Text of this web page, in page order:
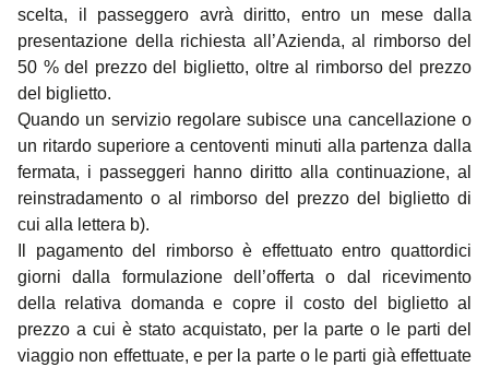
scelta, il passeggero avrà diritto, entro un mese dalla
presentazione della richiesta all’Azienda, al rimborso del
50 % del prezzo del biglietto, oltre al rimborso del prezzo
del biglietto.
Quando un servizio regolare subisce una cancellazione o
un ritardo superiore a centoventi minuti alla partenza dalla
fermata, i passeggeri hanno diritto alla continuazione, al
reinstradamento o al rimborso del prezzo del biglietto di
cui alla lettera b).
Il pagamento del rimborso è effettuato entro quattordici
giorni dalla formulazione dell’offerta o dal ricevimento
della relativa domanda e copre il costo del biglietto al
prezzo a cui è stato acquistato, per la parte o le parti del
viaggio non effettuate, e per la parte o le parti già effettuate